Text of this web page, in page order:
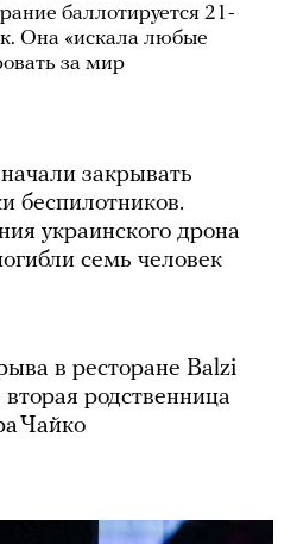
баллотируется 21-
Она «искала любые
за мир
закрывать
беспилотников.
украинского дрона
семь человек
в ресторане Balzi
родственница
Чайко